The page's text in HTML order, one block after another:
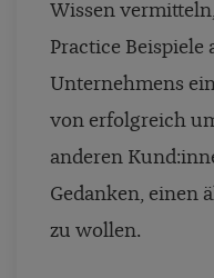
Wissen
Practice Beispiele
Unternehmens
von erfolgreich
anderen
Gedanken, einen
zu wollen.